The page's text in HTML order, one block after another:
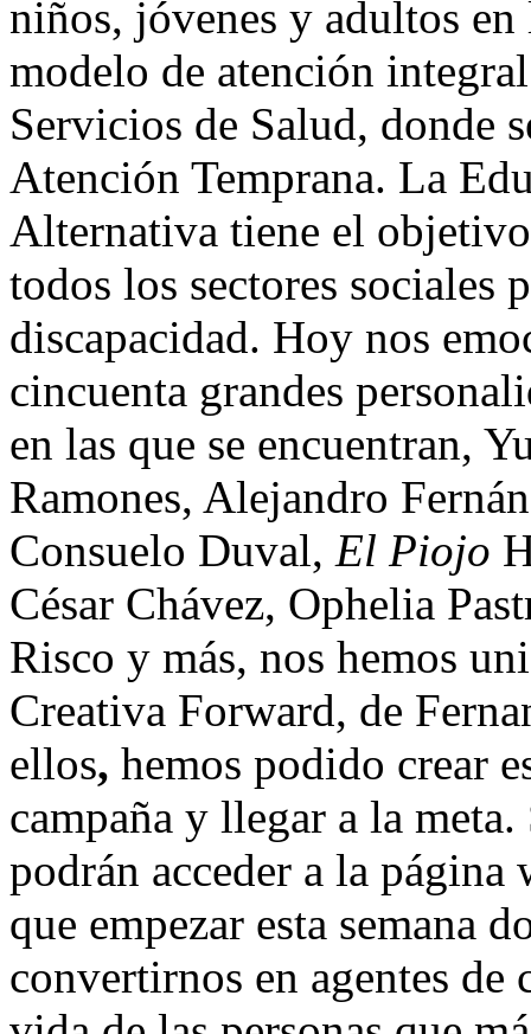
niños, jóvenes y adultos
modelo de atención
Servicios de Salud, donde
Atención Temprana. La
Alternativa tiene el
todos los sectores sociales
discapacidad. Hoy nos
cincuenta grandes
en las que se encuentran,
Ramones, Alejandro
Consuelo Duval, El Piojo
César Chávez, Ophelia
Risco y más, nos hemos
Creativa Forward, de
ellos, hemos podido crear
campaña y llegar a la
podrán acceder a la
que empezar esta semana
convertirnos en agentes